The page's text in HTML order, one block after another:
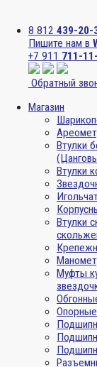
8 812 439-20-
Пишите нам в
+7 911 711-
Обратный
Магазин
Втулки
Втулки
Втулки
Муфты